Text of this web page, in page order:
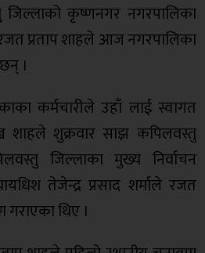
कृष्णनगर नगरपालिका
प्रताप शाहले आज नगरपालिका
।
कर्मचारीले उहाँ लाई स्वागत
शुक्रवार साझ कपिलवस्तु
जिल्लाका मुख्य निर्वाचन
तेजेन्द्र प्रसाद शर्माले रजत
गराएका थिए ।